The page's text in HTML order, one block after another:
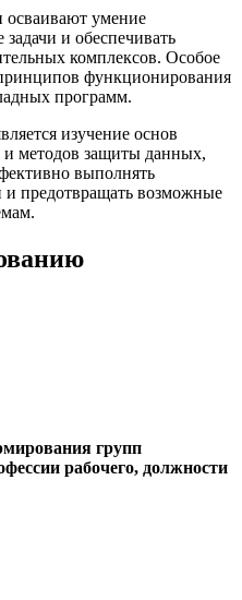
осваивают умение
и обеспечивать
комплексов. Особое
функционирования
программ.
изучение основ
методов защиты данных,
выполнять
и предотвращать возможные
групп
рабочего, должности